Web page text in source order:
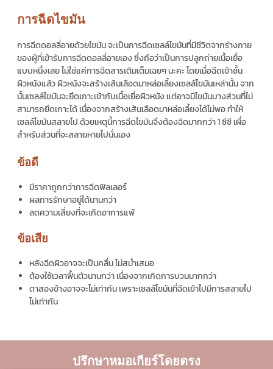
การฉีดไขมัน
การฉีดดอลลี่อายด้วยไขมัน จะเป็นการฉีดเซลล์ไขมันที่มีชีวิตจากร่างกาย
ของผู้ที่เข้ารับการฉีดดอลลี่อายเอง ซึ่งถือว่าเป็นการปลูกถ่ายเนื้อเยื่อ
แบบหนึ่งเลย ไม่ใช่แค่การฉีดสารเติมเต็มเฉยๆ นะคะ โดยเมื่อฉีดเข้าชั้น
ผิวหนังแล้ว ผิวหนังจะสร้างเส้นเลือดมาหล่อเลี้ยงเซลล์ไขมันเหล่านั้น จาก
นั้นเซลล์ไขมันจะยึดเกาะเข้ากับเนื้อเยื่อผิวหนัง แต่อาจมีไขมันบางส่วนที่ไม่
สามารถยึดเกาะได้ เนื่องจากสร้างเส้นเลือดมาหล่อเลี้ยงได้ไม่พอ ทำให้
เซลล์ไขมันสลายไป ด้วยเหตุนี้การฉีดไขมันจึงต้องฉีดมากกว่า 1 ซีซี เผื่อ
สำหรับส่วนที่จะสลายหายไปนั่นเอง
ข้อดี
มีราคาถูกกว่าการฉีดฟิลเลอร์
ผลการรักษาอยู่ได้นานกว่า
ลดความเสี่ยงที่จะเกิดอาการแพ้
ข้อเสีย
หลังฉีดผิวอาจจะเป็นคลื่น ไม่สม่ำเสมอ
ต้องใช้เวลาฟื้นตัวนานกว่า เนื่องจากเกิดการบวมมากกว่า
ตาสองข้างอาจจะไม่เท่ากัน เพราะเซลล์ไขมันที่ฉีดเข้าไปมีการสลายไป
ไม่เท่ากัน
ปรึกษาหมอเกียร์โดยตรง